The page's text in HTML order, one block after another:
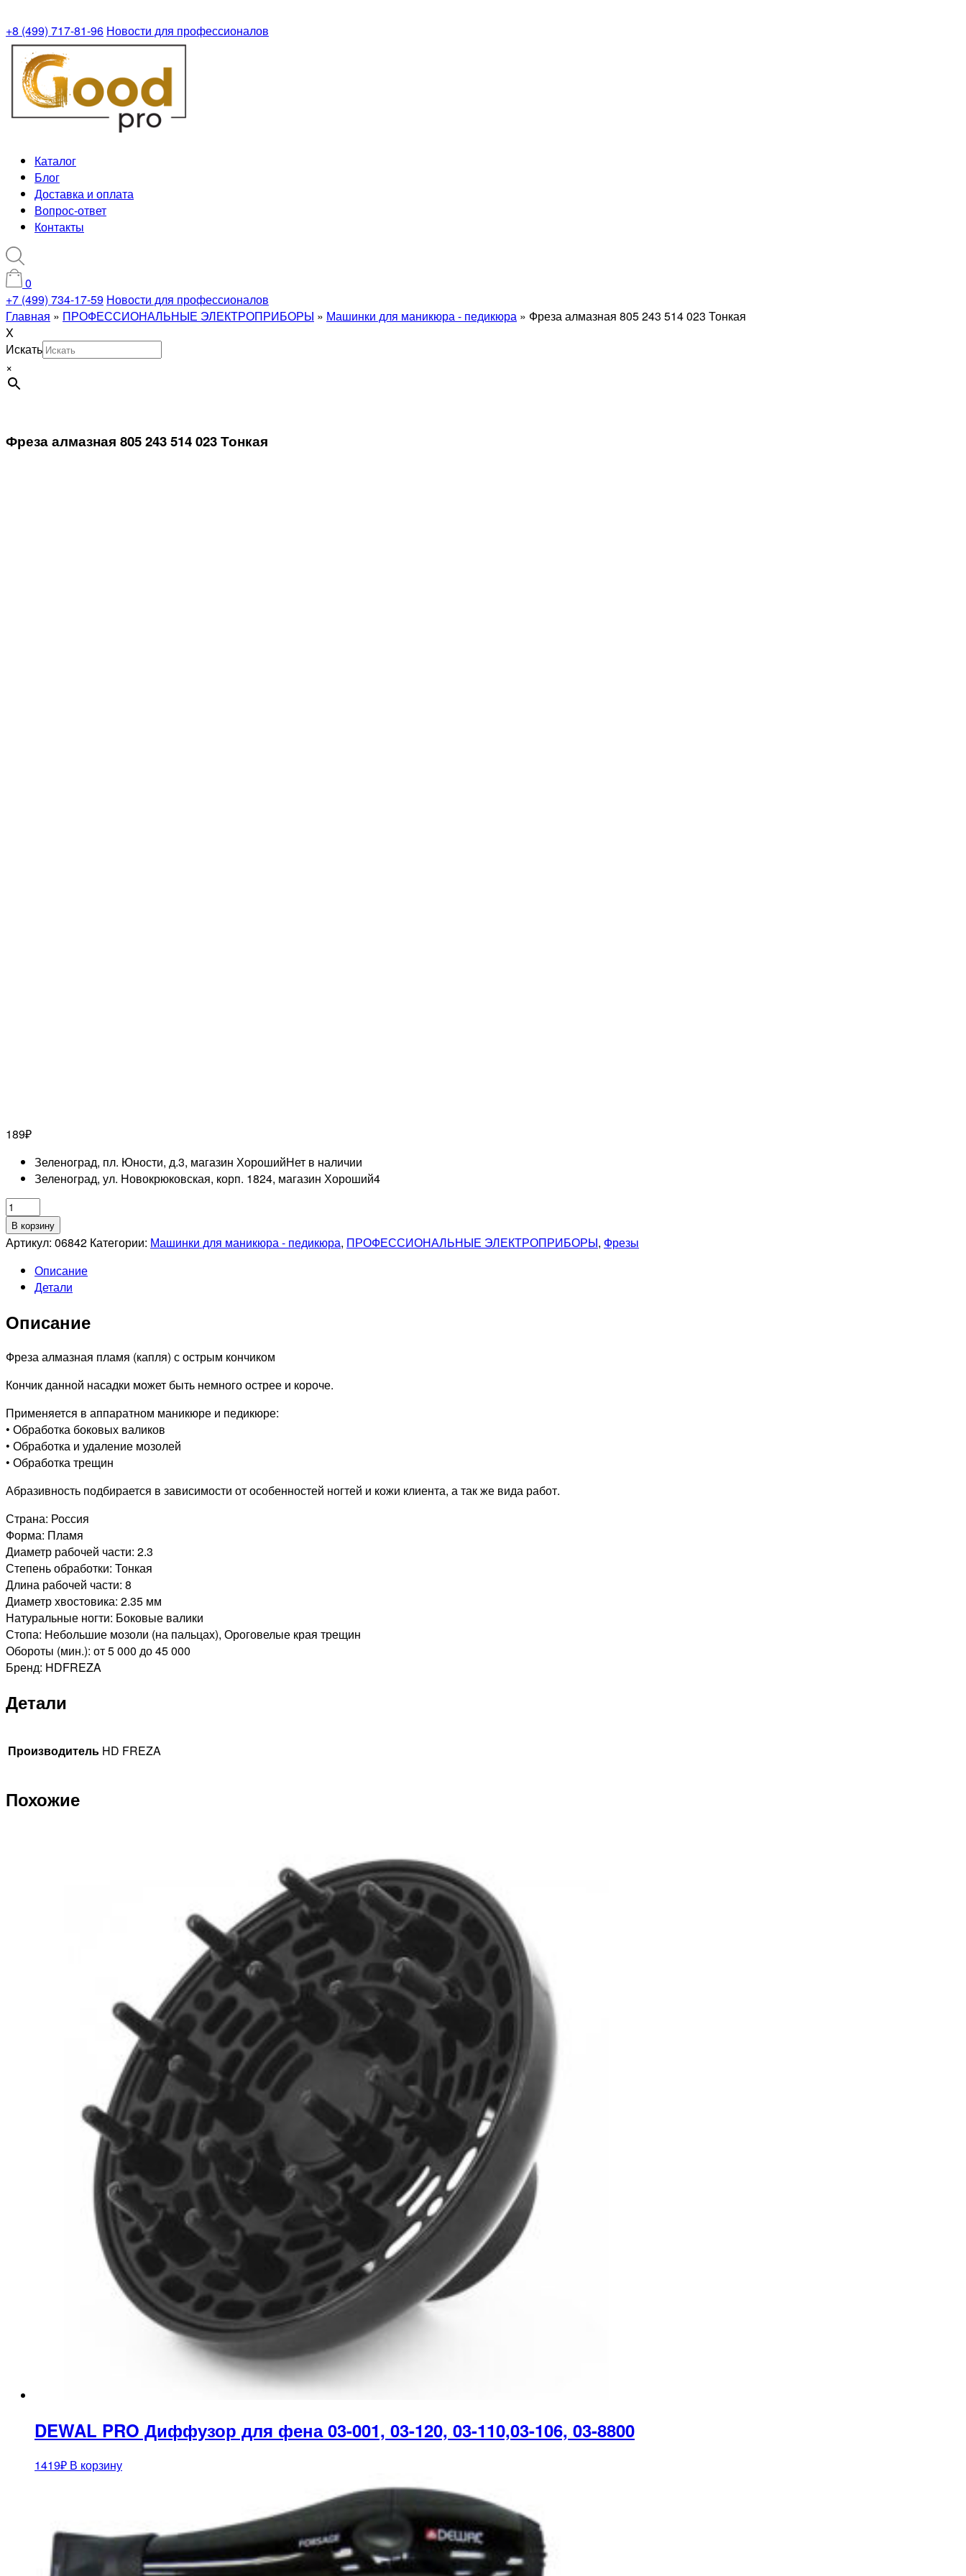
+8 (499) 717-81-96 Новости для профессионалов
Каталог
Блог
Доставка и оплата
Вопрос-ответ
Контакты
0
+7 (499) 734-17-59 Новости для профессионалов
Главная » ПРОФЕССИОНАЛЬНЫЕ ЭЛЕКТРОПРИБОРЫ » Машинки для маникюра - педикюра » Фреза алмазная 805 243 514 023 Тонкая
X
Искать
×
Фреза алмазная 805 243 514 023 Тонкая
189₽
Зеленоград, пл. Юности, д.3, магазин ХорошийНет в наличии
Зеленоград, ул. Новокрюковская, корп. 1824, магазин Хороший4
Количество
товара
Фреза
805
243
023
В корзину
Артикул: 06842 Категории: Машинки для маникюра - педикюра, ПРОФЕССИОНАЛЬНЫЕ ЭЛЕКТРОПРИБОРЫ, Фрезы
Описание
Детали
Описание
Фреза алмазная пламя (капля) с острым кончиком
Кончик данной насадки может быть немного острее и короче.
Применяется в аппаратном маникюре и педикюре:
• Обработка боковых валиков
• Обработка и удаление мозолей
• Обработка трещин
Абразивность подбирается в зависимости от особенностей ногтей и кожи клиента, а так же вида работ.
Страна: Россия
Форма: Пламя
Диаметр рабочей части: 2.3
Степень обработки: Тонкая
Длина рабочей части: 8
Диаметр хвостовика: 2.35 мм
Натуральные ногти: Боковые валики
Стопа: Небольшие мозоли (на пальцах), Ороговелые края трещин
Обороты (мин.): от 5 000 до 45 000
Бренд: HDFREZA
Детали
Производитель HD FREZA
Похожие
DEWAL PRO Диффузор для фена 03-001, 03-120, 03-110,03-106, 03-8800
1419₽ В корзину